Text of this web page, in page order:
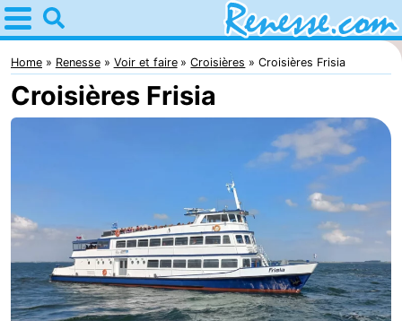
Home
Renesse
Astuces
enfants
la
nuit
Appartements
-
Port
-
Home Renesse Voir et faire Croisières Croisières Frisia
Croisières Frisia